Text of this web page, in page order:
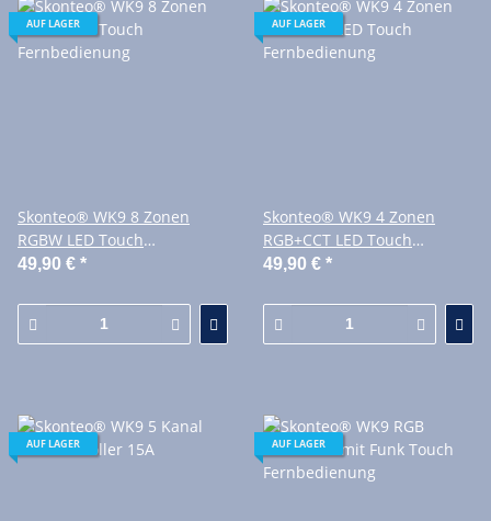
AUF LAGER
Skonteo® WK9 8 Zonen
RGBW LED Touch
Fernbedienung
49,90 € *
AUF LAGER
Skonteo® WK9 4 Zonen
RGB+CCT LED Touch
Fernbedienung
49,90 € *
AUF LAGER AUF LAGER